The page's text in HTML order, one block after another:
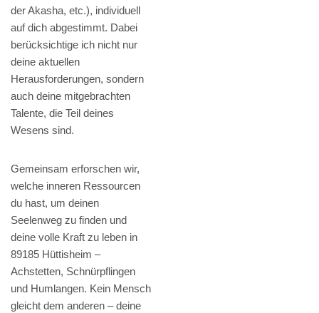
der Akasha, etc.), individuell
auf dich abgestimmt. Dabei
berücksichtige ich nicht nur
deine aktuellen
Herausforderungen, sondern
auch deine mitgebrachten
Talente, die Teil deines
Wesens sind.
Gemeinsam erforschen wir,
welche inneren Ressourcen
du hast, um deinen
Seelenweg zu finden und
deine volle Kraft zu leben in
89185 Hüttisheim –
Achstetten, Schnürpflingen
und Humlangen. Kein Mensch
gleicht dem anderen – deine